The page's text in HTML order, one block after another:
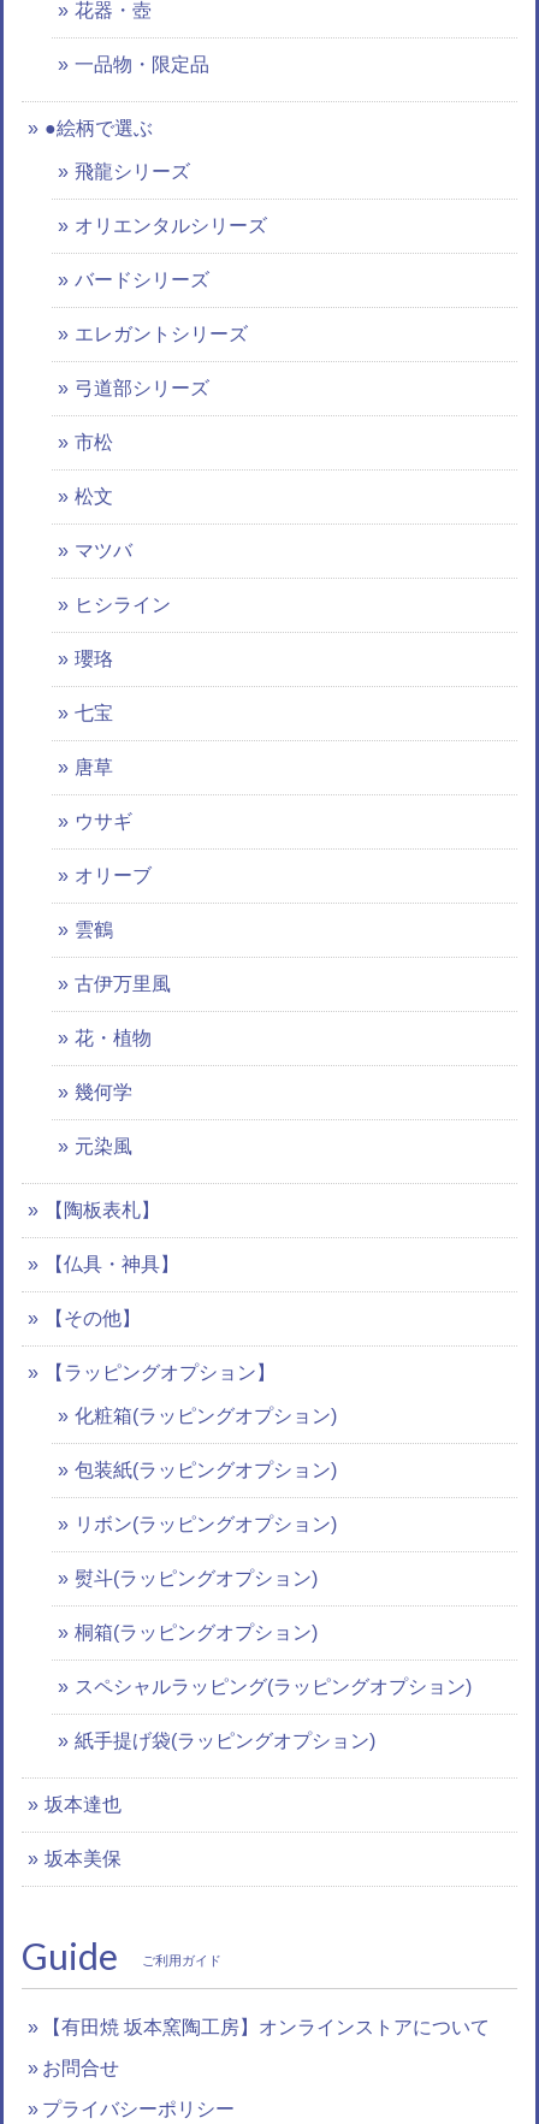
花器・壺
一品物・限定品
●絵柄で選ぶ
飛龍シリーズ
オリエンタルシリーズ
バードシリーズ
エレガントシリーズ
弓道部シリーズ
市松
松文
マツバ
ヒシライン
瓔珞
七宝
唐草
ウサギ
オリーブ
雲鶴
古伊万里風
花・植物
幾何学
元染風
【陶板表札】
【仏具・神具】
【その他】
【ラッピングオプション】
化粧箱(ラッピングオプション)
包装紙(ラッピングオプション)
リボン(ラッピングオプション)
熨斗(ラッピングオプション)
桐箱(ラッピングオプション)
スペシャルラッピング(ラッピングオプション)
紙手提げ袋(ラッピングオプション)
坂本達也
坂本美保
Guide ご利用ガイド
【有田焼 坂本窯陶工房】オンラインストアについて
お問合せ
プライバシーポリシー